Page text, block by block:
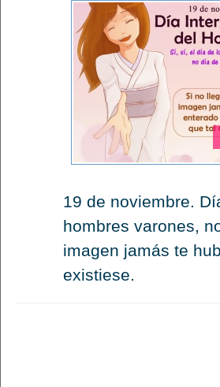
19 de noviembre.
hombres varones,
imagen jamás te
existiese.